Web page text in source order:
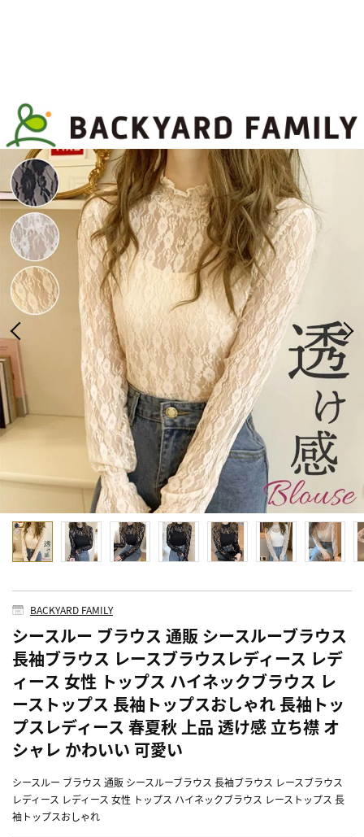
BACKYARD FAMILY
シースルー ブラウス 通販 シースルーブラウス
長袖ブラウス レースブラウスレディース レデ
ィース 女性 トップス ハイネックブラウス レ
ーストップス 長袖トップスおしゃれ 長袖トッ
プスレディース 春夏秋 上品 透け感 立ち襟 オ
シャレ かわいい 可愛い
シースルー ブラウス 通販 シースルーブラウス 長袖ブラウス レースブラウス
レディース レディース 女性 トップス ハイネックブラウス レーストップス 長
袖トップスおしゃれ